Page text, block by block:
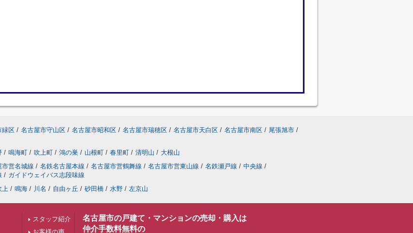
緑区 / 名古屋市守山区 / 名古屋市昭和区 / 名古屋市瑞穂区 / 名古屋市天白区 / 名古屋市南区 / 尾張旭市 /
/ 鳴海町 / 吹上町 / 鴻の巣 / 山根町 / 春里町 / 清明山 / 大根山
市営名城線 / 名鉄名古屋本線 / 名古屋市営鶴舞線 / 名古屋市営東山線 / 名鉄瀬戸線 / 中央線 /
/ ガイドウェイバス志段味線
上 / 鳴海 / 川名 / 自由ヶ丘 / 砂田橋 / 水野 / 左京山
スタッフ紹介
名古屋市の戸建て・マンションの売却・購入は
仲介手数料無料の